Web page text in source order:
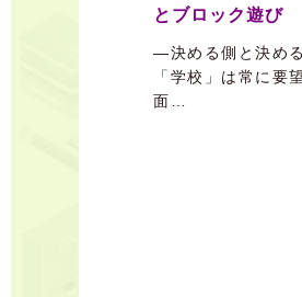
とブロック遊び
―決める側と決
「学校」は常に要
面…